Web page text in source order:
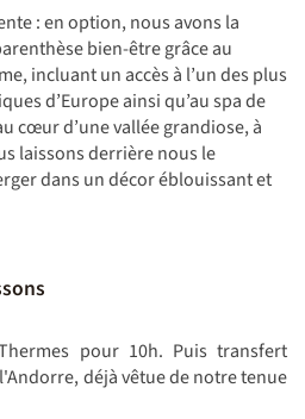
: en option, nous avons la
bien-être grâce au
incluant un accès à l’un des plus
d’Europe ainsi qu’au spa de
cœur d’une vallée grandiose, à
laissons derrière nous le
dans un décor éblouissant et
pour 10h. Puis transfert
déjà vêtue de notre tenue